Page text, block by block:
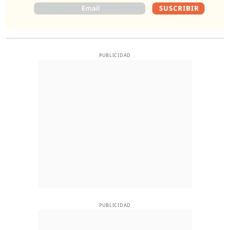
PUBLICIDAD
PUBLICIDAD